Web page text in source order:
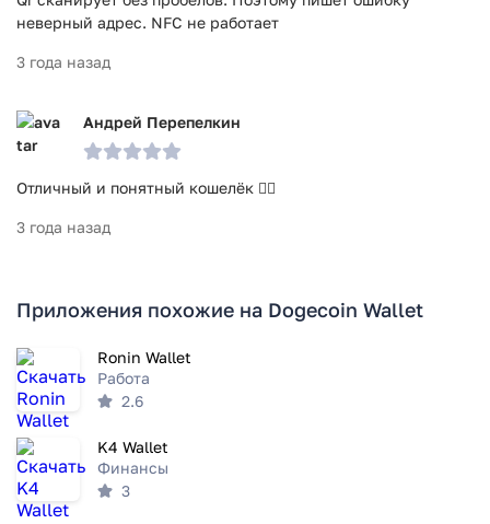
неверный адрес. NFC не работает
3 года назад
Андрей Перепелкин
Отличный и понятный кошелёк 👍🏻
3 года назад
Приложения похожие на Dogecoin Wallet
Ronin Wallet
Работа
2.6
K4 Wallet
Финансы
3